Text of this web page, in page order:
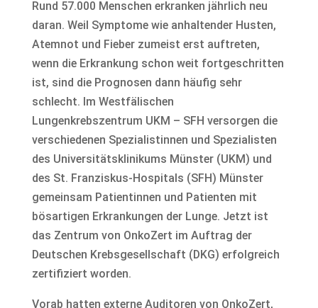
Rund 57.000 Menschen erkranken jährlich neu
daran. Weil Symptome wie anhaltender Husten,
Atemnot und Fieber zumeist erst auftreten,
wenn die Erkrankung schon weit fortgeschritten
ist, sind die Prognosen dann häufig sehr
schlecht. Im Westfälischen
Lungenkrebszentrum UKM – SFH versorgen die
verschiedenen Spezialistinnen und Spezialisten
des Universitätsklinikums Münster (UKM) und
des St. Franziskus-Hospitals (SFH) Münster
gemeinsam Patientinnen und Patienten mit
bösartigen Erkrankungen der Lunge. Jetzt ist
das Zentrum von OnkoZert im Auftrag der
Deutschen Krebsgesellschaft (DKG) erfolgreich
zertifiziert worden.
Vorab hatten externe Auditoren von OnkoZert,